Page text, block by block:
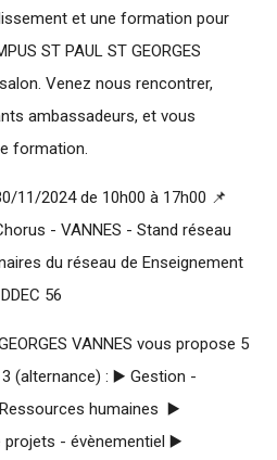
et une formation pour
ST PAUL ST GEORGES
Venez nous rencontrer,
ambassadeurs, et vous
formation.
11/2024 de 10h00 à 17h00 📌
- VANNES - Stand réseau
du réseau de Enseignement
56
VANNES vous propose 5
(alternance) : ▶️ Gestion -
humaines ▶️
- évènementiel ▶️